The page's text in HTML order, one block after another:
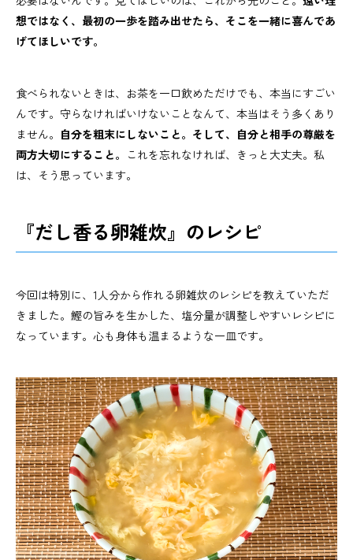
想ではなく、最初の一歩を踏み出せたら、そこを一緒に喜んであ
げてほしいです。
食べられないときは、お茶を一口飲めただけでも、本当にすごい
んです。守らなければいけないことなんて、本当はそう多くあり
ません。 自分を粗末にしないこと。そして、自分と相手の尊厳を
両方大切にすること。 これを忘れなければ、きっと大丈夫。私
は、そう思っています。
『だし香る卵雑炊』のレシピ
今回は特別に、1人分から作れる卵雑炊のレシピを教えていただ
きました。鰹の旨みを生かした、塩分量が調整しやすいレシピに
なっています。心も身体も温まるような一皿です。